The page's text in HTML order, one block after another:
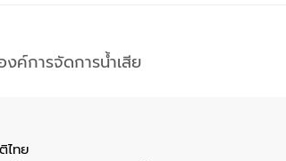
ค์การจัดการน้ำเสีย
ไทย